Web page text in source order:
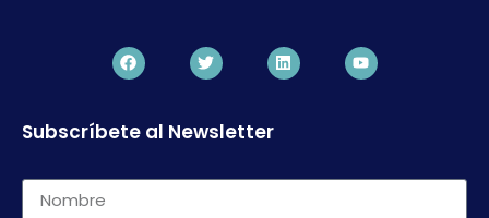
Subscríbete al Newsletter